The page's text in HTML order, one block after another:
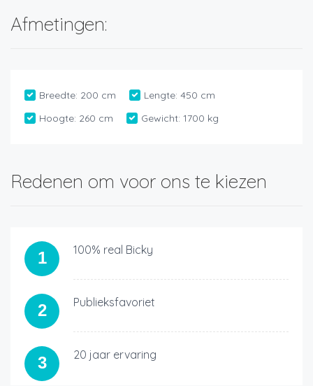
Afmetingen:
Breedte: 200 cm Lengte: 450 cm
Hoogte: 260 cm Gewicht: 1700 kg
Redenen om voor ons te kiezen
1 100% real Bicky
2 Publieksfavoriet
3 20 jaar ervaring